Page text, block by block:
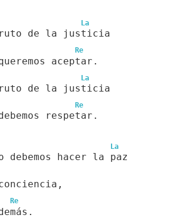
La
de la justicia
Re
aceptar.
La
de la justicia
Re
respetar.
La
debemos hacer la paz
Re